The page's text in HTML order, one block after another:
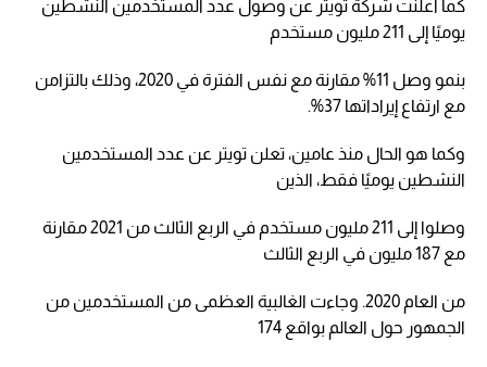
كما أعلنت شركة تويتر عن وصول عدد المستخدمين النشطين
يوميًا إلى 211 مليون مستخدم
بنمو وصل 11% مقارنة مع نفس الفترة في 2020، وذلك بالتزامن
مع ارتفاع إيراداتها 37%.
وكما هو الحال منذ عامين، تعلن تويتر عن عدد المستخدمين
النشطين يوميًا فقط، الذين
وصلوا إلى 211 مليون مستخدم في الربع الثالث من 2021 مقارنة
مع 187 مليون في الربع الثالث
من العام 2020. وجاءت الغالبية العظمى من المستخدمين من
الجمهور حول العالم بواقع 174